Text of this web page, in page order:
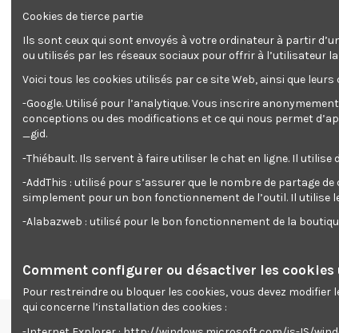
Description Détails du produit Reviews(0)
Casquette munie d'une coque de protection
Ajustement de la taille par bande auto agrippante
Tour de tête de 58 a 62 cm
Anneaux d'aération
Conforme à la norme EN 812
Cookies de tierce partie
Ils sont ceux qui sont envoyés à votre ordinateur à partir
ou utilisés par les réseaux sociaux pour offrir à l’utilisateur
Voici tous les cookies utilisés par ce site Web, ainsi que
-Google. Utilisé pour l’analytique. Vous inscrire
conceptions ou des modifications et ce qui nous permet
_gid.
-Thiébault. Ils servent à faire utiliser le chat en ligne. Il
-AddThis : utilisé pour s’assurer que le nombre de partage
simplement pour un bon fonctionnement de l’outil. Il utilise
-Alabazweb : utilisé pour le bon fonctionnement de la
Comment configurer ou désactiver les cookies
Pour restreindre ou bloquer les cookies, vous devez
qui concerne l’installation des cookies :